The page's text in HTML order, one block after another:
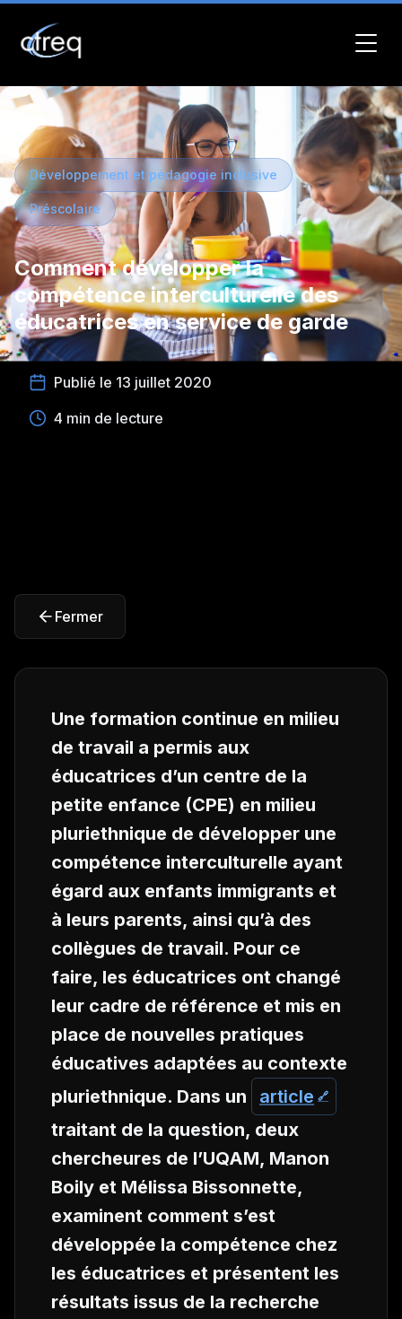
Développement et pédagogie inclusive
Préscolaire
Comment développer la
compétence interculturelle des
éducatrices en service de garde
Publié le 13 juillet 2020
4 min de lecture
Fermer
Une formation continue en milieu
de travail a permis aux
éducatrices d’un centre de la
petite enfance (CPE) en milieu
pluriethnique de développer une
compétence interculturelle ayant
égard aux enfants immigrants et
à leurs parents, ainsi qu’à des
collègues de travail. Pour ce
faire, les éducatrices ont changé
leur cadre de référence et mis en
place de nouvelles pratiques
éducatives adaptées au contexte
pluriethnique. Dans un
article
traitant de la question, deux
chercheures de l’UQAM, Manon
Boily et Mélissa Bissonnette,
examinent comment s’est
développée la compétence chez
les éducatrices et présentent les
résultats issus de la recherche